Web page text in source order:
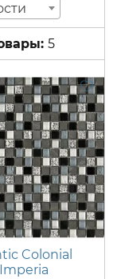
5
Colonial
Imperia